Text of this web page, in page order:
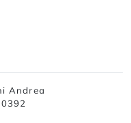
Andrea